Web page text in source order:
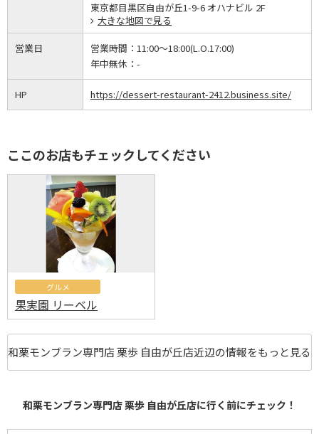
東京都目黒区自由が丘1-9-6 オハナビル 2F
大きな地図で見る
営業日 営業時間： 11:00～18:00(L.O.17:00)
年中無休： -
HP https://dessert-restaurant-2412.business.site/
ここのお店もチェックしてください
グルメ
果実園 リーベル
和栗モンブラン専門店 栗歩 自由が丘店近辺の情報をもっと見る
和栗モンブラン専門店 栗歩 自由が丘店に行く前にチェック！